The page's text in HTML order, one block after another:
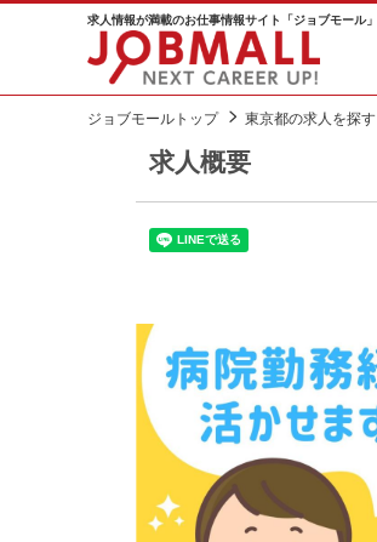
求人情報が満載のお仕事情報サイト「ジョブモール」
ジョブモールトップ 東京都の求人を探す
求人概要